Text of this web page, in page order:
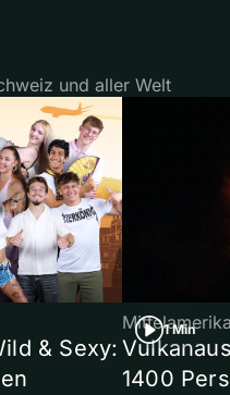
und aller Welt
& Sexy:
1 Min
1400